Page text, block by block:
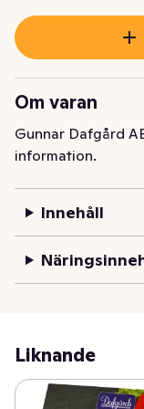
Om varan
Gunnar Dafgård
information.
Innehåll
Liknande